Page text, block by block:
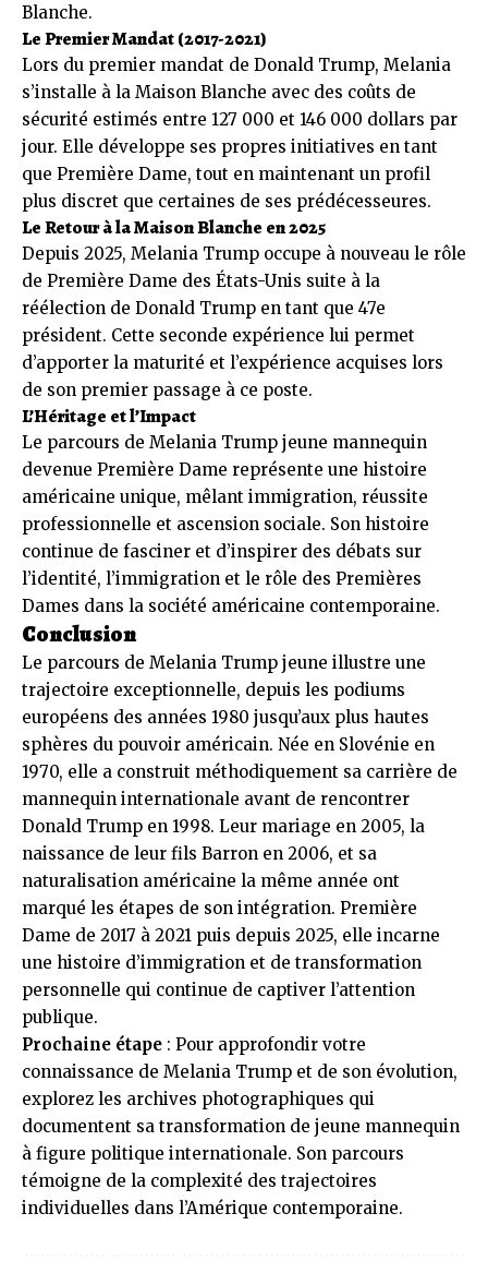
Blanche.
Le Premier Mandat (2017-2021)
Lors du premier mandat de Donald Trump, Melania
s’installe à la Maison Blanche avec des coûts de
sécurité estimés entre 127 000 et 146 000 dollars par
jour. Elle développe ses propres initiatives en tant
que Première Dame, tout en maintenant un profil
plus discret que certaines de ses prédécesseures.
Le Retour à la Maison Blanche en 2025
Depuis 2025, Melania Trump occupe à nouveau le rôle
de Première Dame des États-Unis suite à la
réélection de Donald Trump en tant que 47e
président. Cette seconde expérience lui permet
d’apporter la maturité et l’expérience acquises lors
de son premier passage à ce poste.
L’Héritage et l’Impact
Le parcours de Melania Trump jeune mannequin
devenue Première Dame représente une histoire
américaine unique, mêlant immigration, réussite
professionnelle et ascension sociale. Son histoire
continue de fasciner et d’inspirer des débats sur
l’identité, l’immigration et le rôle des Premières
Dames dans la société américaine contemporaine.
Conclusion
Le parcours de Melania Trump jeune illustre une
trajectoire exceptionnelle, depuis les podiums
européens des années 1980 jusqu’aux plus hautes
sphères du pouvoir américain. Née en Slovénie en
1970, elle a construit méthodiquement sa carrière de
mannequin internationale avant de rencontrer
Donald Trump en 1998. Leur mariage en 2005, la
naissance de leur fils Barron en 2006, et sa
naturalisation américaine la même année ont
marqué les étapes de son intégration. Première
Dame de 2017 à 2021 puis depuis 2025, elle incarne
une histoire d’immigration et de transformation
personnelle qui continue de captiver l’attention
publique.
Prochaine étape : Pour approfondir votre
connaissance de Melania Trump et de son évolution,
explorez les archives photographiques qui
documentent sa transformation de jeune mannequin
à figure politique internationale. Son parcours
témoigne de la complexité des trajectoires
individuelles dans l’Amérique contemporaine.